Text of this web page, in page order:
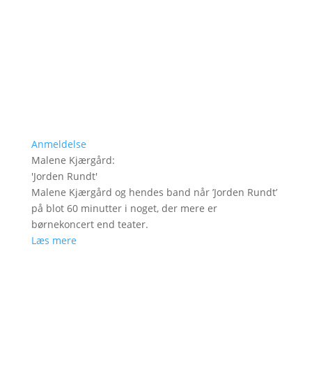
Anmeldelse
Malene Kjærgård:
'Jorden Rundt'
Malene Kjærgård og hendes band når ’Jorden Rundt’
på blot 60 minutter i noget, der mere er
børnekoncert end teater.
Læs mere